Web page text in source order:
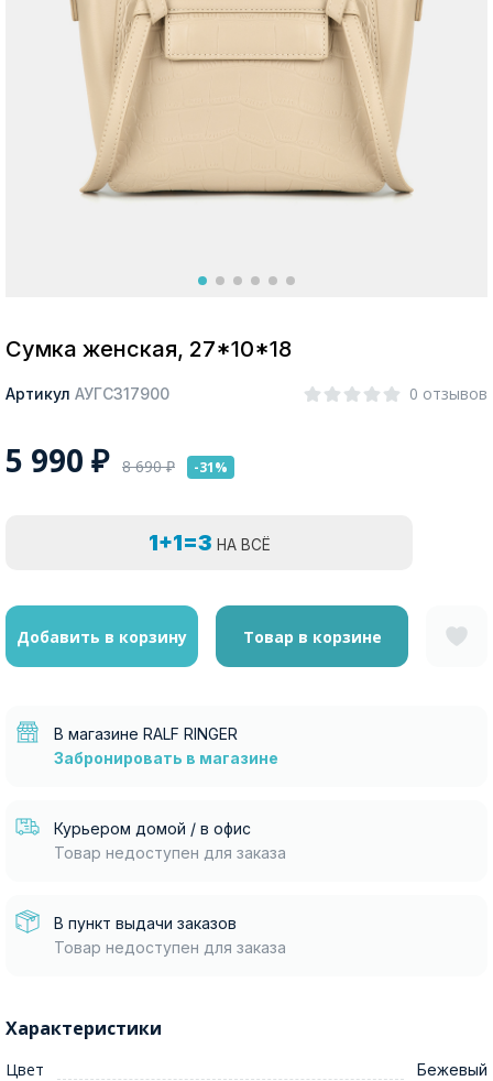
Москва
Да, все верно Изменить город
Сумка женская, 27*10*18
Артикул АУГС317900 0 отзывов
5 990 ₽ 8 690₽ -31%
1+1=3 НА ВСЁ
Добавить в корзину Товар в корзине
В магазине RALF RINGER
Забронировать в магазине
Курьером домой / в офис
Товар недоступен для заказа
В пункт выдачи заказов
Товар недоступен для заказа
Характеристики
Цвет Бежевый